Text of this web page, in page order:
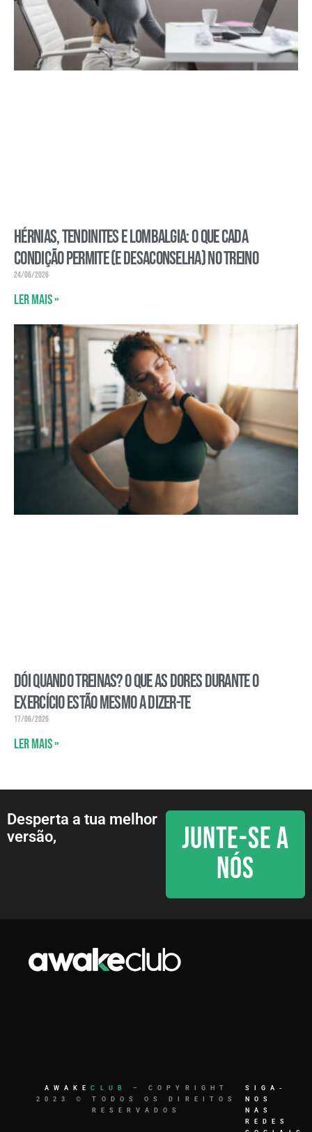
Hérnias, tendinites e lombalgia: o que cada
condição permite (e desaconselha) no treino
24/06/2026
Ler mais »
Dói quando treinas? O que as dores durante o
exercício estão mesmo a dizer-te
17/06/2026
Ler mais »
Desperta a tua melhor
versão,
JUNTE-SE A
NÓS
AWAKECLUB
– COPYRIGHT
2023 © TODOS OS DIREITOS
RESERVADOS
SIGA-
NOS
NAS
REDES